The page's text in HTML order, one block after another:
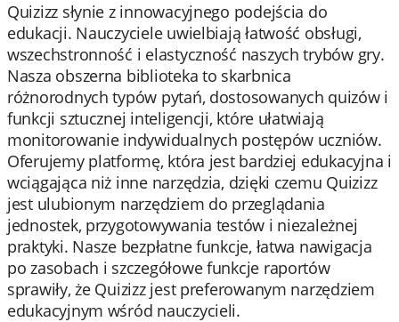
Quizizz słynie z innowacyjnego podejścia do
edukacji. Nauczyciele uwielbiają łatwość obsługi,
wszechstronność i elastyczność naszych trybów gry.
Nasza obszerna biblioteka to skarbnica
różnorodnych typów pytań, dostosowanych quizów i
funkcji sztucznej inteligencji, które ułatwiają
monitorowanie indywidualnych postępów uczniów.
Oferujemy platformę, która jest bardziej edukacyjna i
wciągająca niż inne narzędzia, dzięki czemu Quizizz
jest ulubionym narzędziem do przeglądania
jednostek, przygotowywania testów i niezależnej
praktyki. Nasze bezpłatne funkcje, łatwa nawigacja
po zasobach i szczegółowe funkcje raportów
sprawiły, że Quizizz jest preferowanym narzędziem
edukacyjnym wśród nauczycieli.